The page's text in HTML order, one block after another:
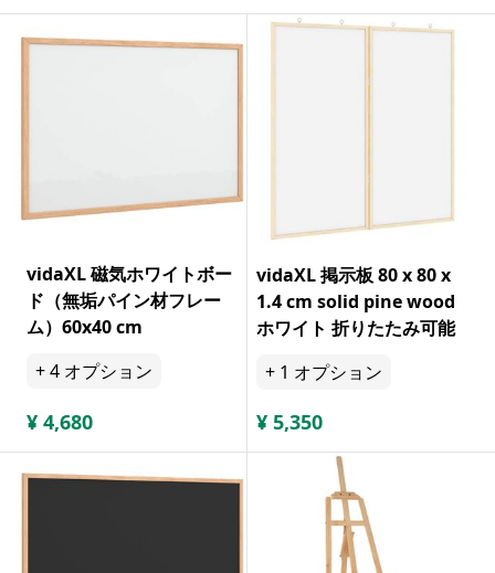
vidaXL 磁気ホワイトボー
ド（無垢パイン材フレー
ム）60x40 cm
+4 オプション
¥ 4,680
vidaXL 掲示板 80 x 80 x
1.4 cm solid pine wood
ホワイト 折りたたみ可能
+ 1 オプション
¥ 5,350